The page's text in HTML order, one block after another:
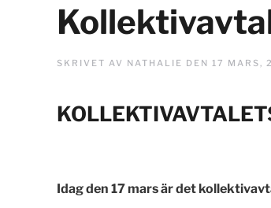
SKRIVET AV NATHALIE DEN 17 MARS,
Idag den 17 mars är det